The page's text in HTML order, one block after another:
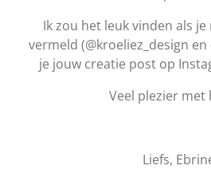
Ik zou het leuk vinden als
vermeld (@kroeliez_design
je jouw creatie post op
Veel plezier met
Liefs,